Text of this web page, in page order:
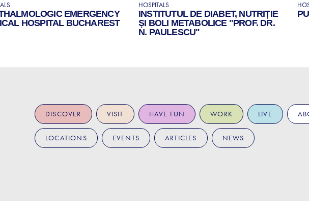
EMERGENCY
HOSPITAL BUCHAREST
HOSPITALS
INSTITUTUL DE DIABET, NUTRIȚIE
ȘI BOLI METABOLICE "PROF. DR.
N. PAULESCU"
DISCOVER VISIT HAVE FUN WORK LIVE
LOCATIONS EVENTS ARTICLES NEWS